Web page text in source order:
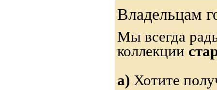
Владельцам
Мы всегда
коллекции
а) Хотите